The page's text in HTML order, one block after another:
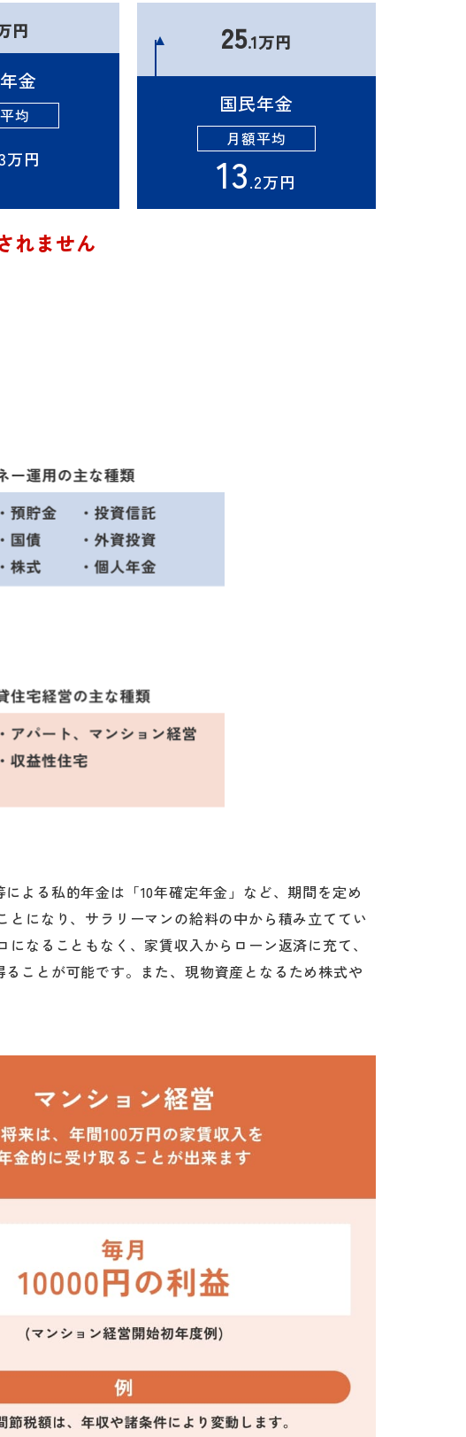
円
金
均
万円
25.1万円
国民年金
月額平均
13.2万円
れません
よる私的年金は「10年確定年金」など、期間を定め
になり、サラリーマンの給料の中から積み立ててい
なることもなく、家賃収入からローン返済に充て、
ことが可能です。また、現物資産となるため株式や